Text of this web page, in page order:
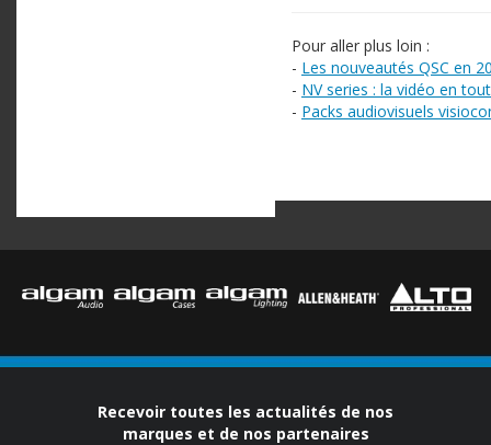
Pour aller plus loin :
- Les nouveautés QSC en
- NV series : la vidéo en
- Packs audiovisuels
Recevoir toutes les actualités de nos
marques et de nos partenaires